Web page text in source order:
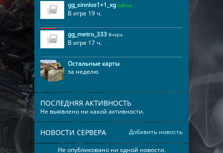
gg_sinnlos1+1_xg сейчас
В игре 19 ч.
gg_metro_333 Вчера
В игре 17 ч.
Остальные карты
за неделю
ПОСЛЕДНЯЯ АКТИВНОСТЬ
Не выявлено ни какой активности.
Добавить новость
НОВОСТИ СЕРВЕРА
Не опубликовано ни одной новости.